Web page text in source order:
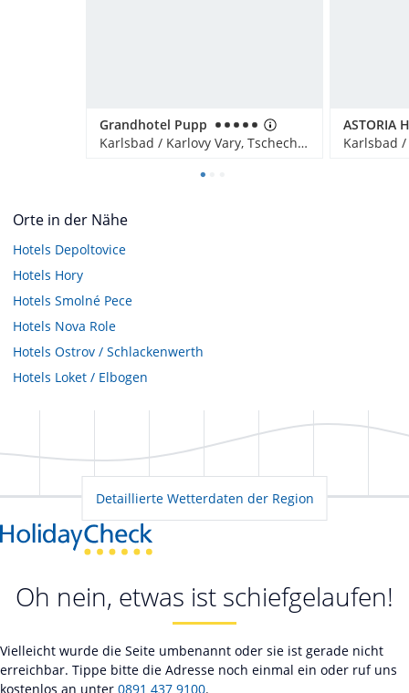
Grandhotel Pupp
Karlsbad / Karlovy Vary, Tschechien
Orte in der Nähe
Hotels Depoltovice
Hotels Hory
Hotels Smolné Pece
Hotels Nova Role
Hotels Ostrov / Schlackenwerth
Hotels Loket / Elbogen
Detaillierte Wetterdaten der Region
Oh nein, etwas ist schiefgelaufen!
Vielleicht wurde die Seite umbenannt oder sie ist gerade nicht
erreichbar. Tippe bitte die Adresse noch einmal ein oder ruf uns
kostenlos an unter 0891 437 9100.